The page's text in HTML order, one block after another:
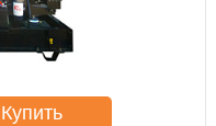
Купить